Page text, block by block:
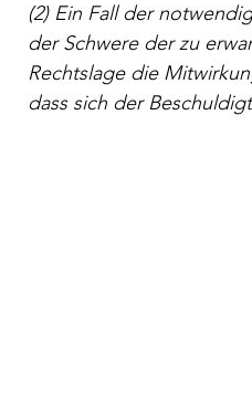
(2) Ein Fall der
der Schwere der zu
Rechtslage die
dass sich der